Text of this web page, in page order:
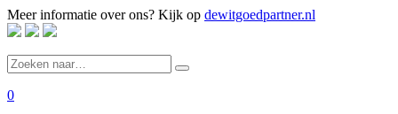
Meer informatie over ons? Kijk op dewitgoedpartner.nl
0